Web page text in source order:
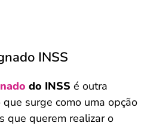
INSS
o do INSS é outra
surge como uma opção
que querem realizar o